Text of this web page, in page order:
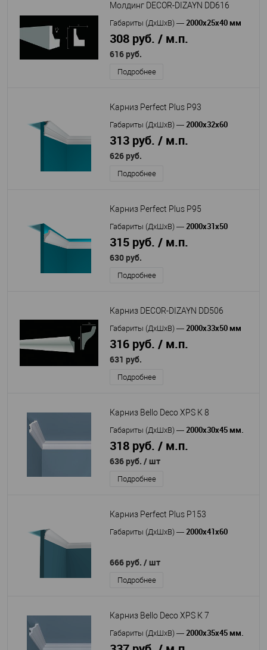
Молдинг DECOR-DIZAYN DD616
Габариты (ДхШхВ) — 2000х25х40 мм
308 руб. / м.п.
616 руб.
Подробнее
Карниз Perfect Plus P93
Габариты (ДхШхВ) — 2000х32х60
313 руб. / м.п.
626 руб.
Подробнее
Карниз Perfect Plus P95
Габариты (ДхШхВ) — 2000х31х50
315 руб. / м.п.
630 руб.
Подробнее
Карниз DECOR-DIZAYN DD506
Габариты (ДхШхВ) — 2000х33х50 мм
316 руб. / м.п.
631 руб.
Подробнее
Карниз Bello Deco XPS К 8
Габариты (ДхШхВ) — 2000х30х45 мм.
318 руб. / м.п.
636 руб. / шт
Подробнее
Карниз Perfect Plus P153
Габариты (ДхШхВ) — 2000х41х60
666 руб. / шт
Подробнее
Карниз Bello Deco XPS К 7
Габариты (ДхШхВ) — 2000х35х45 мм.